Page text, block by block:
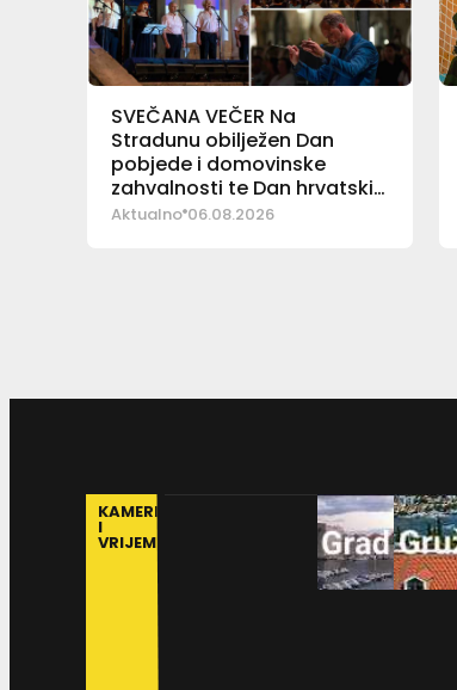
SVEČANA VEČER Na
Stradunu obilježen Dan
pobjede i domovinske
zahvalnosti te Dan hrvatskih
branitelja
Aktualno 06.08.2026
KAMERE
I
VRIJEME